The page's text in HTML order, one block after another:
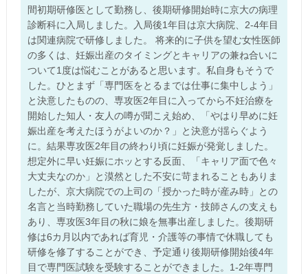
間初期研修医として勤務し、後期研修開始時に京大の病理
診断科に入局しました。入局後1年目は京大病院、2-4年目
は関連病院で研修しました。 将来的に子供を望む女性医師
の多くは、妊娠出産のタイミングとキャリアの兼ね合いに
ついて1度は悩むことがあると思います。私自身もそうで
した。ひとまず「専門医をとるまでは仕事に集中しよう」
と決意したものの、専攻医2年目に入ってから不妊治療を
開始した知人・友人の噂が聞こえ始め、「やはり早めに妊
娠出産を考えたほうがよいのか？」と決意が揺らぐよう
に。結果専攻医2年目の終わり頃に妊娠が発覚しました。
想定外に早い妊娠にホッとする反面、「キャリア面で色々
大丈夫なのか」と漠然とした不安に苛まれることもありま
したが、京大病院での上司の「授かった時が産み時」との
名言と当時勤務していた職場の先生方・技師さんの支えも
あり、専攻医3年目の秋に娘を無事出産しました。後期研
修は6カ月以内であれば育児・介護等の事情で休職しても
研修を修了することができ、予定通り後期研修開始後4年
目で専門医試験を受験することができました。1-2年専門